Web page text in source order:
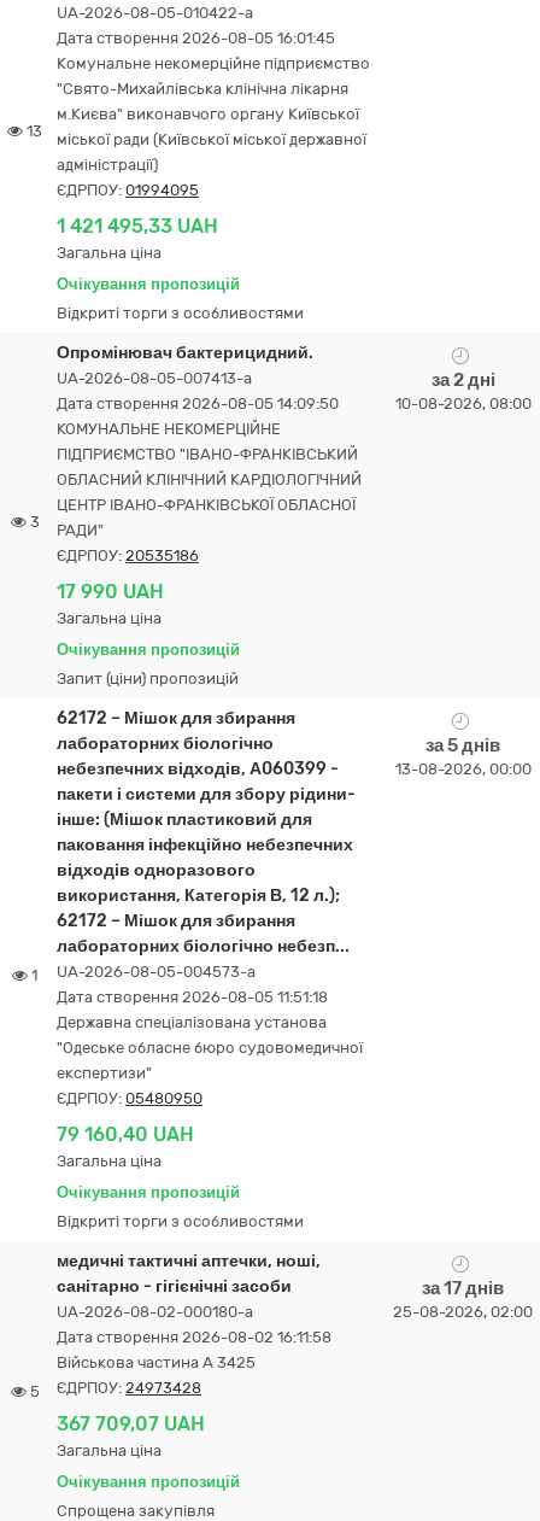
13
UA-2026-08-05-010422-a
Дата створення 2026-08-05 16:01:45
Комунальне некомерційне підприємство
"Свято-Михайлівська клінічна лікарня
м.Києва" виконавчого органу Київської
міської ради (Київської міської державної
адміністрації)
ЄДРПОУ: 01994095
1 421 495,33 UAH
Загальна ціна
Очікування пропозицій
Відкриті торги з особливостями
3
Опромінювач бактерицидний.
UA-2026-08-05-007413-a
Дата створення 2026-08-05 14:09:50
КОМУНАЛЬНЕ НЕКОМЕРЦІЙНЕ
ПІДПРИЄМСТВО "ІВАНО-ФРАНКІВСЬКИЙ
ОБЛАСНИЙ КЛІНІЧНИЙ КАРДІОЛОГІЧНИЙ
ЦЕНТР ІВАНО-ФРАНКІВСЬКОЇ ОБЛАСНОЇ
РАДИ"
ЄДРПОУ: 20535186
17 990 UAH
Загальна ціна
Очікування пропозицій
Запит (ціни) пропозицій
за 2 дні
10-08-2026, 08:00
1
62172 – Мішок для збирання
лабораторних біологічно
небезпечних відходів, А060399 -
пакети і системи для збору рідини-
інше: (Мішок пластиковий для
паковання інфекційно небезпечних
відходів одноразового
використання, Категорія В, 12 л.);
62172 – Мішок для збирання
лабораторних біологічно небезп...
UA-2026-08-05-004573-a
Дата створення 2026-08-05 11:51:18
Державна спеціалізована установа
"Одеське обласне бюро судовомедичної
експертизи"
ЄДРПОУ: 05480950
79 160,40 UAH
Загальна ціна
Очікування пропозицій
Відкриті торги з особливостями
за 5 днів
13-08-2026, 00:00
5
медичні тактичні аптечки, ноші,
санітарно - гігієнічні засоби
UA-2026-08-02-000180-a
Дата створення 2026-08-02 16:11:58
Військова частина А 3425
ЄДРПОУ: 24973428
367 709,07 UAH
Загальна ціна
Очікування пропозицій
Спрощена закупівля
за 17 днів
25-08-2026, 02:00